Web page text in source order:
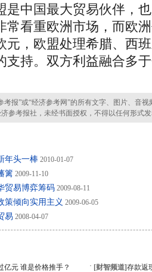
是中国最大贸易伙伴，
常看重欧洲市场，而欧
元，欧盟处理希腊、西
支持。双方利益融合多
报”或“经济参考网”的所有文字、图片、音视
参考报社，未经书面授权，不得以任何形式
年头一棒 2010-01-07
篱 2009-11-10
贸易博弈筹码 2009-08-11
策倾向实用主义 2009-06-05
易 2008-04-07
亿元 谁是价格推手？ · [财智频道]存款返